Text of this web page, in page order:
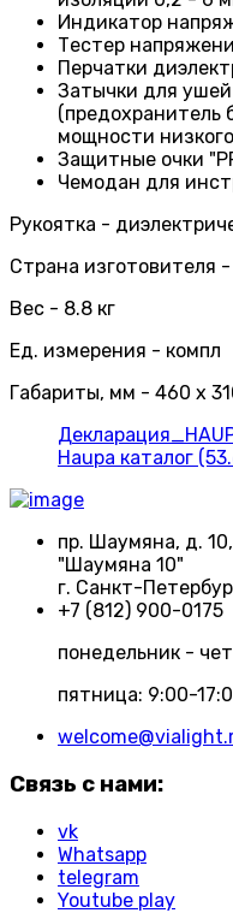
Индикатор
Тестер
Перчатки
Затычки для ушей
(предохранитель
мощности
Защитные очки
Чемодан для
Рукоятка -
Страна изготовителя
Вес - 8.8 кг
Ед. измерения - компл
Габариты, мм - 460 x
Haupa каталог
пр. Шаумяна, д.
"Шаумяна 10"
г. Санкт-
+7 (812) 900-0175
понедельник -
пятница: 9:00-
Связь с нами:
vk
Whatsapp
telegram
Youtube play